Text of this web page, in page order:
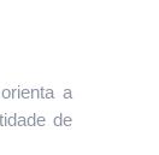
a
de